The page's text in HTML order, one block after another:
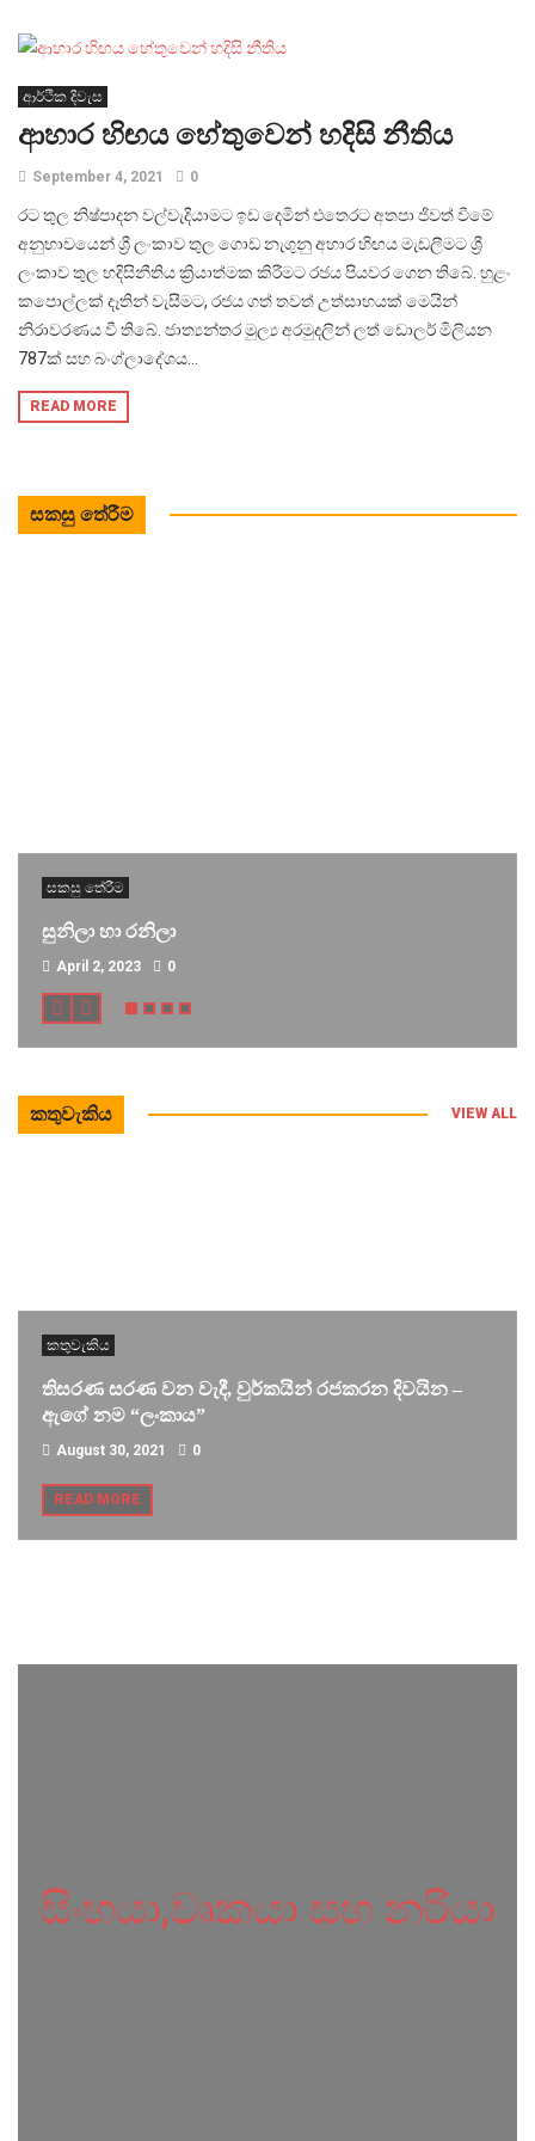
ආර්ථික දිවැස
ආහාර හිඟය හේතුවෙන් හදිසි නීතිය
September 4, 2021 0
රට තුල නිෂ්පාදන වල්වැදියාමට ඉඩ දෙමින් එතෙරට අතපා ජිවත් වීමේ
අනුභාවයෙන් ශ්‍රී ලංකාව තුල ගොඩ නැගුනු අහාර හිඟය මැඩලීමට ශ්‍රී
ලංකාව තුල හදිසිනීතිය ක්‍රියාත්මක කිරීමට රජය පියවර ගෙන තිබේ. හුළං
කපොල්ලක් දෑතින් වැසීමට, රජය ගත් තවත් උත්සාහයක් මෙයින්
නිරාවරණය වී තිබේ. ජාත්‍යන්තර මුල්‍ය අරමුදලින් ලත් ඩොලර් මිලියන
787ක් සහ බංග්ලාදේශය...
READ MORE
සකසු තේරීම
සකසු තේරීම
සුනිලා හා රනිලා
April 2, 2023 0
කතුවැකිය VIEW ALL
කතුවැකිය
තිසරණ සරණ වන වැදී, වුර්කයින් රජකරන දිවයින –
ඇගේ නම “ලංකාය”
August 30, 2021 0
READ MORE
සිංහයා,වෘකයා සහ නරියා